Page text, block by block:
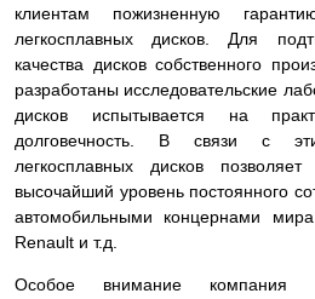
клиентам пожизненную
легкосплавных дисков. Для
качества дисков собственного
разработаны исследовательские
дисков испытывается на
долговечность. В связи с
легкосплавных дисков
высочайший уровень постоянного
автомобильными концернами
Renault и т.д.
Особое внимание компания